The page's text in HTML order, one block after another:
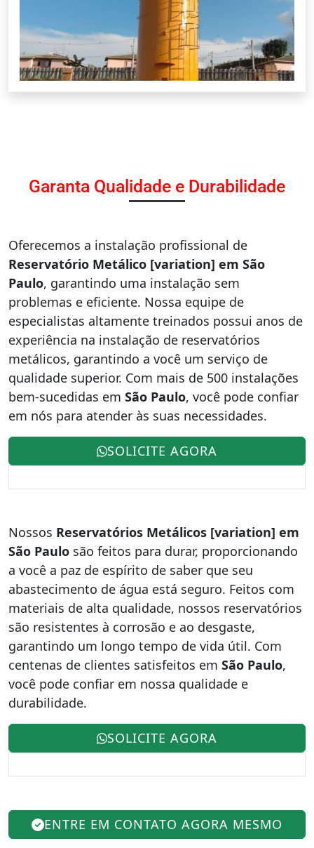
Garanta Qualidade e Durabilidade
Oferecemos a instalação profissional de
Reservatório Metálico [variation] em São
Paulo, garantindo uma instalação sem
problemas e eficiente. Nossa equipe de
especialistas altamente treinados possui anos de
experiência na instalação de reservatórios
metálicos, garantindo a você um serviço de
qualidade superior. Com mais de 500 instalações
bem-sucedidas em São Paulo, você pode confiar
em nós para atender às suas necessidades.
SOLICITE AGORA
Nossos Reservatórios Metálicos [variation] em
São Paulo são feitos para durar, proporcionando
a você a paz de espírito de saber que seu
abastecimento de água está seguro. Feitos com
materiais de alta qualidade, nossos reservatórios
são resistentes à corrosão e ao desgaste,
garantindo um longo tempo de vida útil. Com
centenas de clientes satisfeitos em São Paulo,
você pode confiar em nossa qualidade e
durabilidade.
SOLICITE AGORA
ENTRE EM CONTATO AGORA MESMO